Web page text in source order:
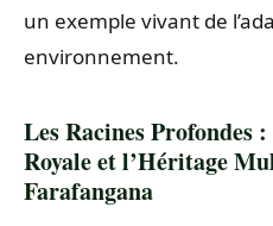
un exemple vivant de
environnement.
Les Racines
Royale et l’Héritage
Farafangana